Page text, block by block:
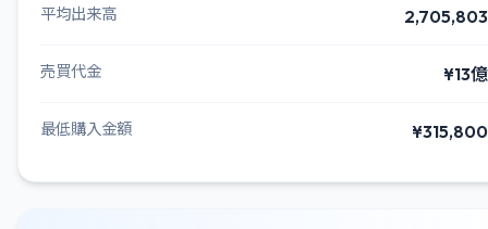
平均出来高 2,705,803
売買代金 ¥13億
最低購入金額 ¥315,800